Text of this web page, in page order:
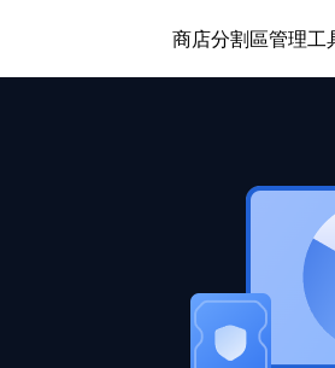
商店分割區管理工